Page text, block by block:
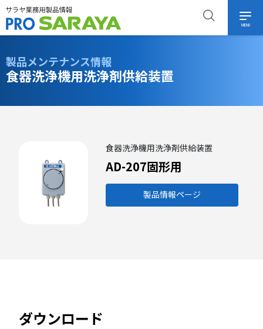
MENU
製品メンテナンス情報
食器洗浄機用洗浄剤供給装置
食器洗浄機用洗浄剤供給装置
AD-207固形用
製品情報ページ
ダウンロード